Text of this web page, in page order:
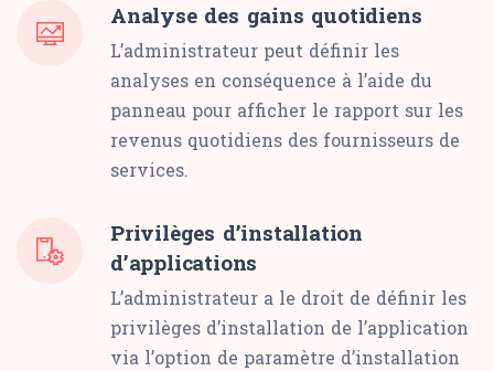
Analyse des gains quotidiens
L’administrateur peut définir les
analyses en conséquence à l’aide du
panneau pour afficher le rapport sur les
revenus quotidiens des fournisseurs de
services.
Privilèges d’installation
d’applications
L’administrateur a le droit de définir les
privilèges d’installation de l’application
via l’option de paramètre d’installation